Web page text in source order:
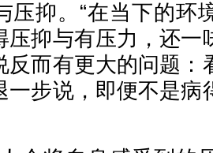
压抑。“在当下的环
压抑与有压力，还一
反而有更大的问题：
一步说，即便不是病